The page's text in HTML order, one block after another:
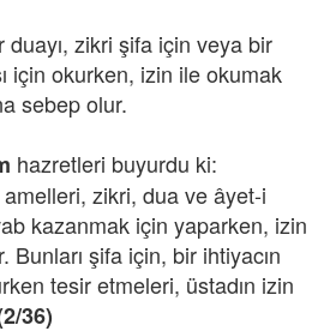
zikri şifa için veya bir
için okurken, izin ile okumak
sebep olur.
hazretleri buyurdu ki:
zikri, dua ve âyet-i
kazanmak için yaparken, izin
şifa için, bir ihtiyacın
tesir etmeleri, üstadın izin
36)